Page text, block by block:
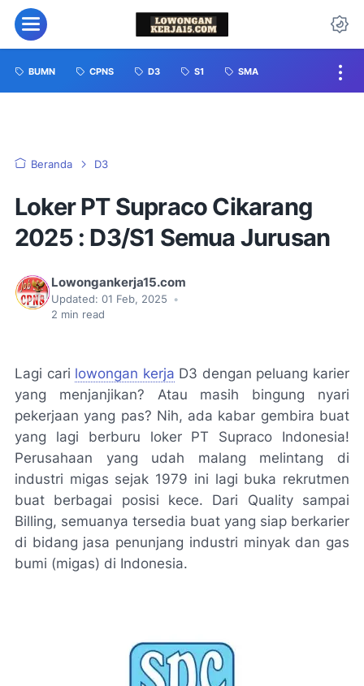
BUMN CPNS D3 S1 SMA
Beranda D3
Loker PT Supraco Cikarang
2025 : D3/S1 Semua Jurusan
Lowongankerja15.com
Updated: 01 Feb, 2025
•
2 min read
Lagi cari lowongan kerja D3 dengan peluang karier
yang menjanjikan? Atau masih bingung nyari
pekerjaan yang pas? Nih, ada kabar gembira buat
yang lagi berburu loker PT Supraco Indonesia!
Perusahaan yang udah malang melintang di
industri migas sejak 1979 ini lagi buka rekrutmen
buat berbagai posisi kece. Dari Quality sampai
Billing, semuanya tersedia buat yang siap berkarier
di bidang jasa penunjang industri minyak dan gas
bumi (migas) di Indonesia.